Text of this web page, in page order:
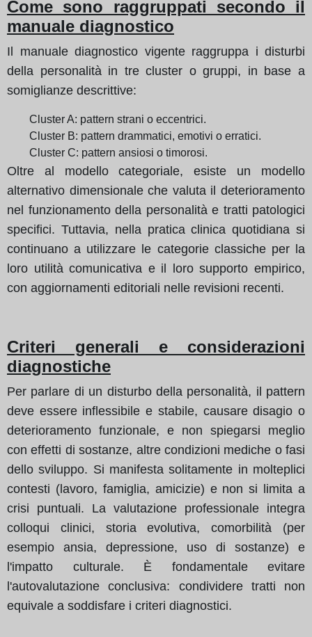
Come sono raggruppati secondo il
manuale diagnostico
Il manuale diagnostico vigente raggruppa i disturbi
della personalità in tre cluster o gruppi, in base a
somiglianze descrittive:
Cluster A: pattern strani o eccentrici.
Cluster B: pattern drammatici, emotivi o erratici.
Cluster C: pattern ansiosi o timorosi.
Oltre al modello categoriale, esiste un modello
alternativo dimensionale che valuta il deterioramento
nel funzionamento della personalità e tratti patologici
specifici. Tuttavia, nella pratica clinica quotidiana si
continuano a utilizzare le categorie classiche per la
loro utilità comunicativa e il loro supporto empirico,
con aggiornamenti editoriali nelle revisioni recenti.
Criteri generali e considerazioni
diagnostiche
Per parlare di un disturbo della personalità, il pattern
deve essere inflessibile e stabile, causare disagio o
deterioramento funzionale, e non spiegarsi meglio
con effetti di sostanze, altre condizioni mediche o fasi
dello sviluppo. Si manifesta solitamente in molteplici
contesti (lavoro, famiglia, amicizie) e non si limita a
crisi puntuali. La valutazione professionale integra
colloqui clinici, storia evolutiva, comorbilità (per
esempio ansia, depressione, uso di sostanze) e
l'impatto culturale. È fondamentale evitare
l'autovalutazione conclusiva: condividere tratti non
equivale a soddisfare i criteri diagnostici.